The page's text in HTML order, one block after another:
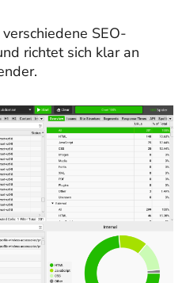
SEO-
richtet sich klar an